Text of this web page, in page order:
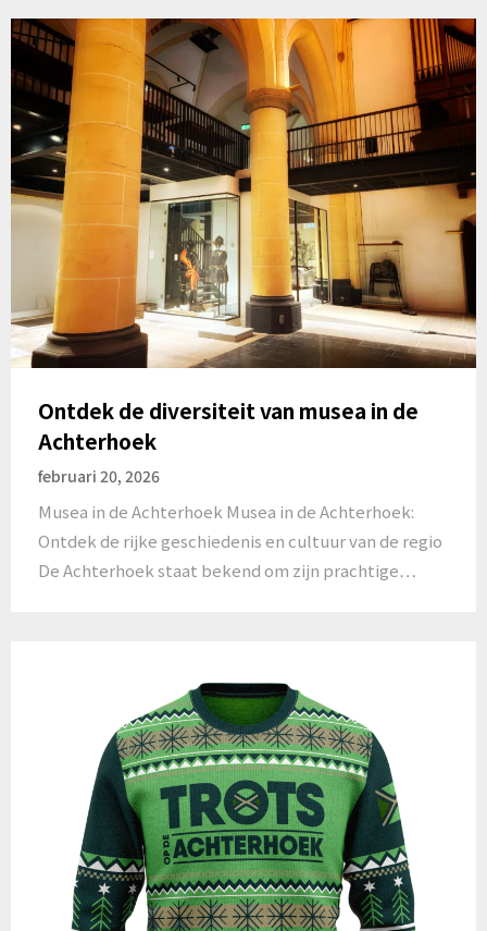
Ontdek de diversiteit van musea in de
Achterhoek
februari 20, 2026
Musea in de Achterhoek Musea in de Achterhoek:
Ontdek de rijke geschiedenis en cultuur van de regio
De Achterhoek staat bekend om zijn prachtige…